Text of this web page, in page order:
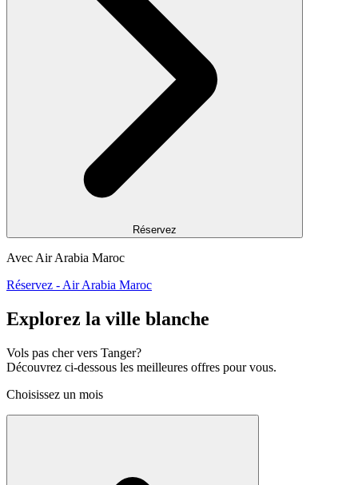
Réservez
Avec Air Arabia Maroc
Réservez - Air Arabia Maroc
Explorez la ville blanche
Vols pas cher vers Tanger?
Découvrez ci-dessous les meilleures offres pour vous.
Choisissez un mois